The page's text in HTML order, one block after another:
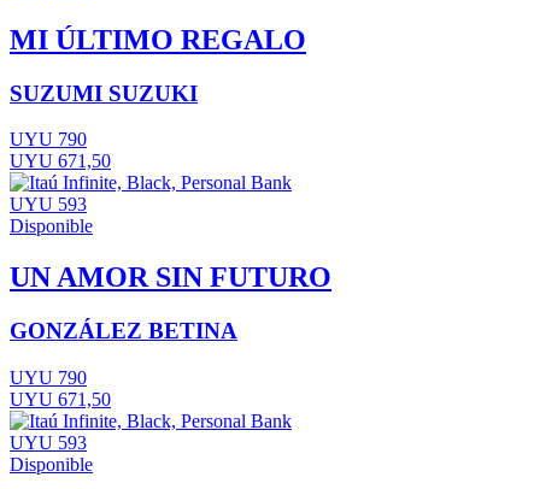
MI ÚLTIMO REGALO
SUZUMI SUZUKI
UYU 790
UYU 671,50
UYU 593
Disponible
UN AMOR SIN FUTURO
GONZÁLEZ BETINA
UYU 790
UYU 671,50
UYU 593
Disponible